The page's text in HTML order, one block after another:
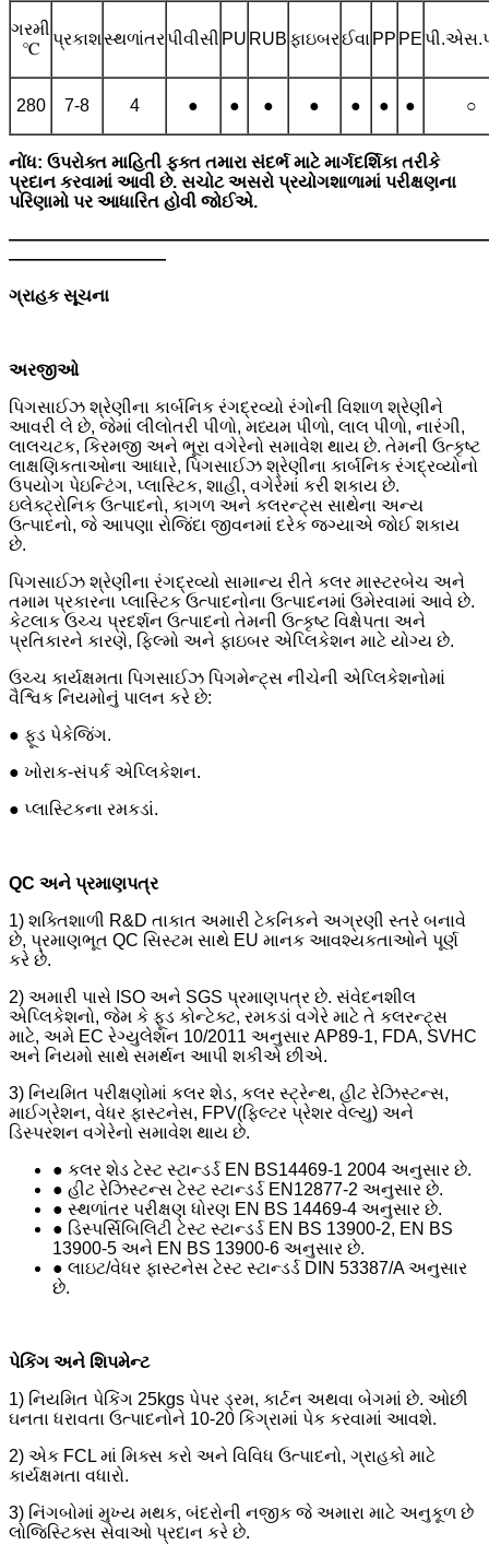
ગરમી
℃
પ્રકાશસ્થળાંતરપીવીસી PU RUBફાઇબરઈવા PP PE
280 7-8 4 ● ● ● ● ● ● ● ○
નોંધ: ઉપરોક્ત માહિતી ફક્ત તમારા સંદર્ભ માટે માર્ગદર્શિકા તરીકે
પ્રદાન કરવામાં આવી છે. સચોટ અસરો પ્રયોગશાળામાં પરીક્ષણના
પરિણામો પર આધારિત હોવી જોઈએ.
—————————
ગ્રાહક સૂચના
અરજીઓ
પિગસાઈઝ શ્રેણીના કાર્બનિક રંગદ્રવ્યો રંગોની વિશાળ શ્રેણીને
આવરી લે છે, જેમાં લીલોતરી પીળો, મધ્યમ પીળો, લાલ પીળો, નારંગી,
લાલચટક, કિરમજી અને ભૂરા વગેરેનો સમાવેશ થાય છે. તેમની ઉત્કૃષ્ટ
લાક્ષણિકતાઓના આધારે, પિગસાઈઝ શ્રેણીના કાર્બનિક રંગદ્રવ્યોનો
ઉપયોગ પેઇન્ટિંગ, પ્લાસ્ટિક, શાહી, વગેરેમાં કરી શકાય છે.
ઇલેક્ટ્રોનિક ઉત્પાદનો, કાગળ અને કલરન્ટ્સ સાથેના અન્ય
ઉત્પાદનો, જે આપણા રોજિંદા જીવનમાં દરેક જગ્યાએ જોઈ શકાય
છે.
પિગસાઈઝ શ્રેણીના રંગદ્રવ્યો સામાન્ય રીતે કલર માસ્ટરબેચ અને
તમામ પ્રકારના પ્લાસ્ટિક ઉત્પાદનોના ઉત્પાદનમાં ઉમેરવામાં આવે છે.
કેટલાક ઉચ્ચ પ્રદર્શન ઉત્પાદનો તેમની ઉત્કૃષ્ટ વિક્ષેપતા અને
પ્રતિકારને કારણે, ફિલ્મો અને ફાઇબર એપ્લિકેશન માટે યોગ્ય છે.
ઉચ્ચ કાર્યક્ષમતા પિગસાઈઝ પિગમેન્ટ્સ નીચેની એપ્લિકેશનોમાં
વૈશ્વિક નિયમોનું પાલન કરે છે:
● ફૂડ પેકેજિંગ.
● ખોરાક-સંપર્ક એપ્લિકેશન.
● પ્લાસ્ટિકના રમકડાં.
QC અને પ્રમાણપત્ર
1) શક્તિશાળી R&D તાકાત અમારી ટેકનિકને અગ્રણી સ્તરે બનાવે
છે, પ્રમાણભૂત QC સિસ્ટમ સાથે EU માનક આવશ્યકતાઓને પૂર્ણ
કરે છે.
2) અમારી પાસે ISO અને SGS પ્રમાણપત્ર છે. સંવેદનશીલ
એપ્લિકેશનો, જેમ કે ફૂડ કોન્ટેક્ટ, રમકડાં વગેરે માટે તે કલરન્ટ્સ
માટે, અમે EC રેગ્યુલેશન 10/2011 અનુસાર AP89-1, FDA, SVHC
અને નિયમો સાથે સમર્થન આપી શકીએ છીએ.
3) નિયમિત પરીક્ષણોમાં કલર શેડ, કલર સ્ટ્રેન્થ, હીટ રેઝિસ્ટન્સ,
માઈગ્રેશન, વેધર ફાસ્ટનેસ, FPV(ફિલ્ટર પ્રેશર વેલ્યુ) અને
ડિસ્પરશન વગેરેનો સમાવેશ થાય છે.
● કલર શેડ ટેસ્ટ સ્ટાન્ડર્ડ EN BS14469-1 2004 અનુસાર છે.
● હીટ રેઝિસ્ટન્સ ટેસ્ટ સ્ટાન્ડર્ડ EN12877-2 અનુસાર છે.
● સ્થળાંતર પરીક્ષણ ધોરણ EN BS 14469-4 અનુસાર છે.
● ડિસ્પર્સિબિલિટી ટેસ્ટ સ્ટાન્ડર્ડ EN BS 13900-2, EN BS
13900-5 અને EN BS 13900-6 અનુસાર છે.
● લાઇટ/વેધર ફાસ્ટનેસ ટેસ્ટ સ્ટાન્ડર્ડ DIN 53387/A અનુસાર
છે.
પેકિંગ અને શિપમેન્ટ
1) નિયમિત પેકિંગ 25kgs પેપર ડ્રમ, કાર્ટન અથવા બેગમાં છે. ઓછી
ઘનતા ધરાવતા ઉત્પાદનોને 10-20 કિગ્રામાં પેક કરવામાં આવશે.
2) એક FCL માં મિક્સ કરો અને વિવિધ ઉત્પાદનો, ગ્રાહકો માટે
કાર્યક્ષમતા વધારો.
3) નિંગબોમાં મુખ્ય મથક, બંદરોની નજીક જે અમારા માટે અનુકૂળ છે
લોજિસ્ટિક્સ સેવાઓ પ્રદાન કરે છે.